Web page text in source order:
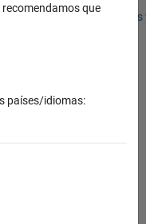
locales
que
países/idiomas: